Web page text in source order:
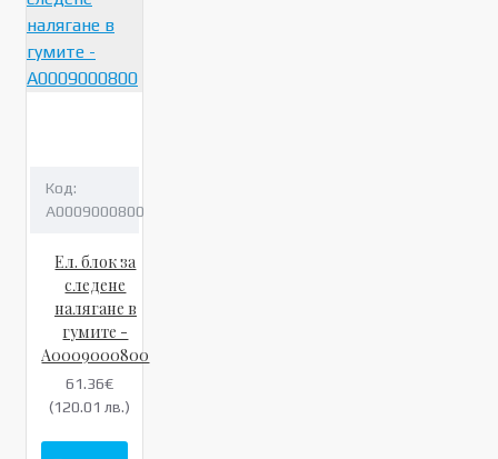
Код:
A0009000800
Ел. блок за
следене
налягане в
гумите -
A0009000800
61.36€
(120.01 лв.)